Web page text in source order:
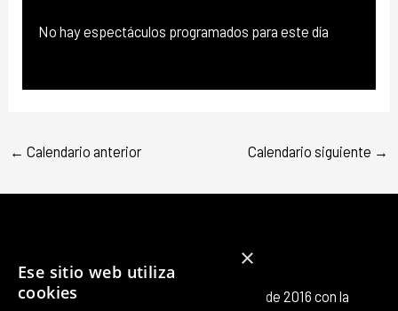
No hay espectáculos programados para este día
← Calendario anterior Calendario siguiente →
Octubre Producciones nace en octubre de 2016 con la
×
Ese sitio web utiliza
cookies